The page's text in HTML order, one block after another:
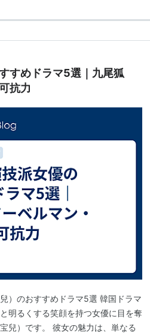
すめドラマ5選｜九尾狐
抗力
）のおすすめドラマ5選 韓国ドラマ
明るくする笑顔を持つ女優に目を奪
兒）です。 彼女の魅力は、単なる